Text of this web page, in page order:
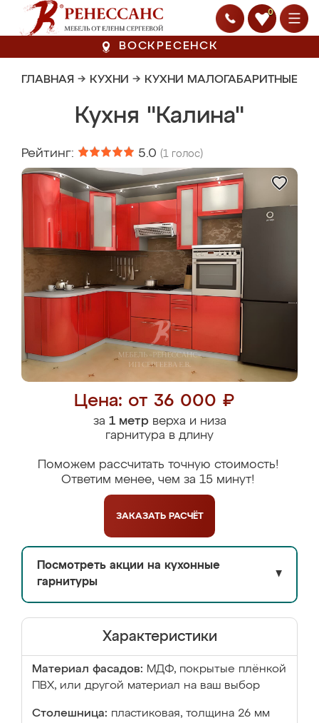
0
ВОСКРЕСЕНСК
ГЛАВНАЯ → КУХНИ → КУХНИ МАЛОГАБАРИТНЫЕ
Кухня "Калина"
Рейтинг: 5.0 (1 голос)
Цена: от 36 000 ₽
за 1 метрверха и низа
гарнитура в длину
Поможем рассчитать точную стоимость!
Ответим менее, чем за 15 минут!
ЗАКАЗАТЬ РАСЧЁТ
Посмотреть акции на кухонные
гарнитуры
▼
Характеристики
Материал фасадов: МДФ, покрытые плёнкой
ПВХ, или другой материал на ваш выбор
Столешница: пластиковая, толщина 26 мм